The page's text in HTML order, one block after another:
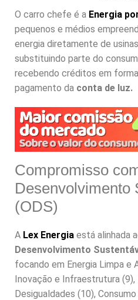
O carro chefe é a Energia
pequenos e médios
energia diretamente de
substituindo parte do
recebendo créditos em
pagamento da conta de luz.
Compromisso
Desenvolvimento
(ODS)
A Lex Energia está alinhada
Desenvolvimento
focando em Energia Limpa e
Inovação e Infraestrutura (9),
Desigualdades (10),